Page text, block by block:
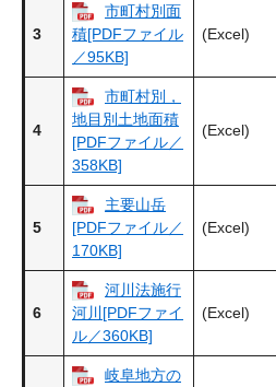
3
市町村別面
積[PDFファイル
／95KB]
(Excel)
4
市町村別，
地目別土地面積
[PDFファイル／
358KB]
(Excel)
5
主要山岳
[PDFファイル／
170KB]
(Excel)
6
河川法施行
河川[PDFファイ
ル／360KB]
(Excel)
岐阜地方の